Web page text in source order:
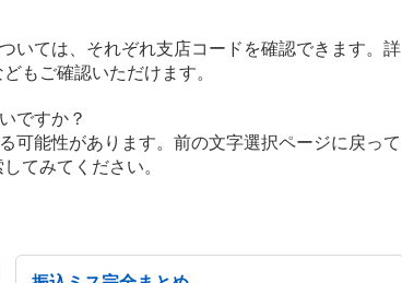
いては、それぞれ支店コードを確認できます。詳
もご確認いただけます。
ですか？
可能性があります。前の文字選択ページに戻って
てみてください。